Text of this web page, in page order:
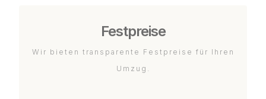
Festpreise
Wir bieten transparente Festpreise für Ihren
Umzug.